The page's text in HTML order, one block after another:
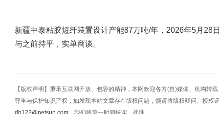
新疆中泰粘胶短纤装置设计产能87万吨/年，2026年5月28
与之前持平，实单商谈。
【版权声明】秉承互联网开放、包容的精神，本网欢迎各方(自)媒体、机构转
尊重与保护知识产权，如发现本站文章存在版权问题，烦请将版权疑问、授权
db123@netsun.com ，我们将第一时间核实、处理。